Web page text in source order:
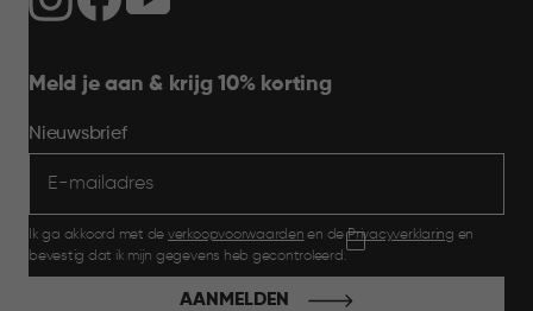
Meld je aan & krijg 10% korting
Nieuwsbrief
Ik ga akkoord met de verkoopvoorwaarden en dePrivacyverklaring en
bevestig dat ik mijn gegevens heb gecontroleerd.
AANMELDEN